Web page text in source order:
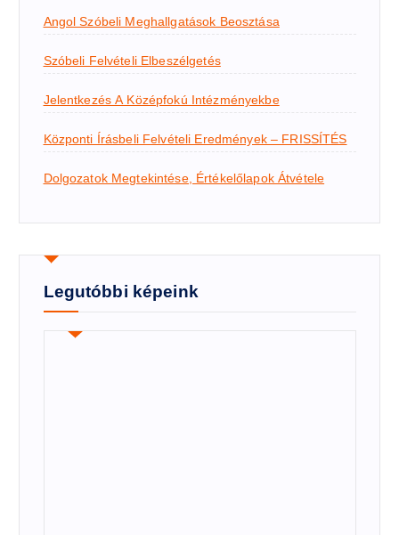
Angol Szóbeli Meghallgatások Beosztása
Szóbeli Felvételi Elbeszélgetés
Jelentkezés A Középfokú Intézményekbe
Központi Írásbeli Felvételi Eredmények – FRISSÍTÉS
Dolgozatok Megtekintése, Értékelőlapok Átvétele
Legutóbbi képeink